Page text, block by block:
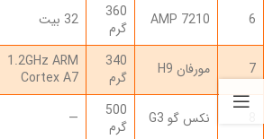
6
AMP 7210
360
گرم
32 بیت
7 مورفان H9
340
گرم
1.2GHz ARM
Cortex A7
نکس گو G3
500
گرم
—